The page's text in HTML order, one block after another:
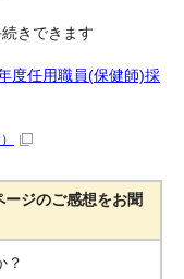
きできます
度任用職員(保健師)採
ジのご感想をお聞
？